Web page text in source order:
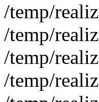
/temp/
/temp/
/temp/
/temp/